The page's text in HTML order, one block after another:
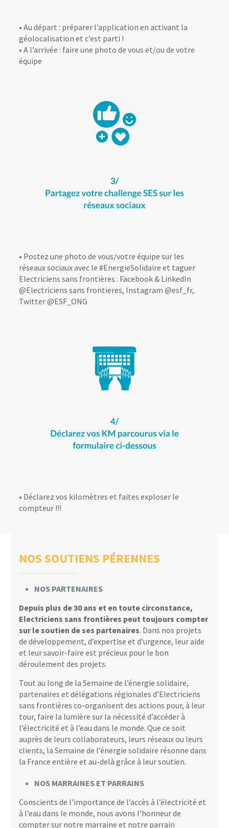
• Au départ : préparer l’application en activant la
géolocalisation et c’est parti !
• A l’arrivée : faire une photo de vous et/ou de votre
équipe
• Postez une photo de vous/votre équipe sur les
réseaux sociaux avec le #EnergieSolidaire et taguer
Electriciens sans frontières : Facebook & LinkedIn
@Electriciens sans frontieres, Instagram @esf_fr,
Twitter @ESF_ONG
• Déclarez vos kilomètres et faites exploser le
compteur !!!
NOS SOUTIENS PÉRENNES
NOS PARTENAIRES
Depuis plus de 30 ans et en toute circonstance,
Electriciens sans frontières peut toujours compter
sur le soutien de ses partenaires. Dans nos projets
de développement, d’expertise et d’urgence, leur aide
et leur savoir-faire est précieux pour le bon
déroulement des projets.
Tout au long de la Semaine de l’énergie solidaire,
partenaires et délégations régionales d’Electriciens
sans frontières co-organisent des actions pour, à leur
tour, faire la lumière sur la nécessité d’accéder à
l’électricité et à l’eau dans le monde. Que ce soit
auprès de leurs collaborateurs, leurs réseaux ou leurs
clients, la Semaine de l’énergie solidaire résonne dans
la France entière et au-delà grâce à leur soutien.
NOS MARRAINES ET PARRAINS
Conscients de l’importance de l’accès à l’électricité et
à l’eau dans le monde, nous avons l’honneur de
compter sur notre marraine et notre parrain